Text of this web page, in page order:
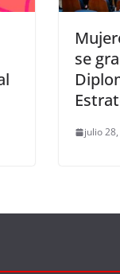
se
julio